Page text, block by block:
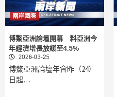
兩岸國際
博鰲亞洲論壇開幕 料亞洲今
年經濟增長放緩至4.5%
2026-03-25
博鰲亞洲論壇年會昨（24）
日起…